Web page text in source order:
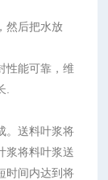
然后把水放
性能可靠，维
.
。送料叶浆将
浆将料叶浆送
时间内达到将